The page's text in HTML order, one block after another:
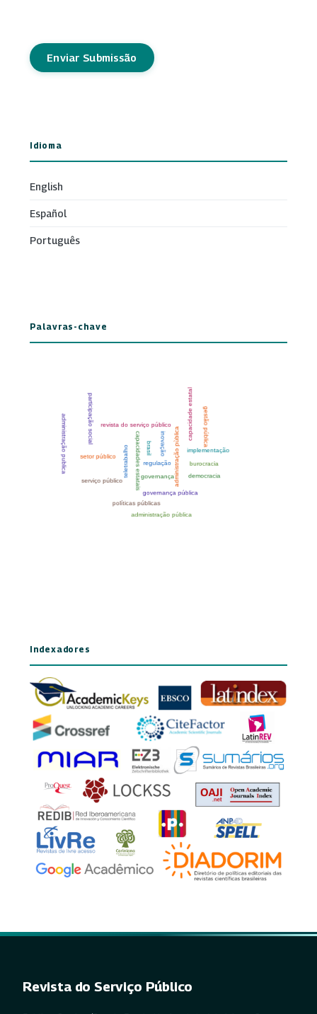
Enviar Submissão
Idioma
English
Español
Português
Palavras-chave
Indexadores
Revista do Serviço Público